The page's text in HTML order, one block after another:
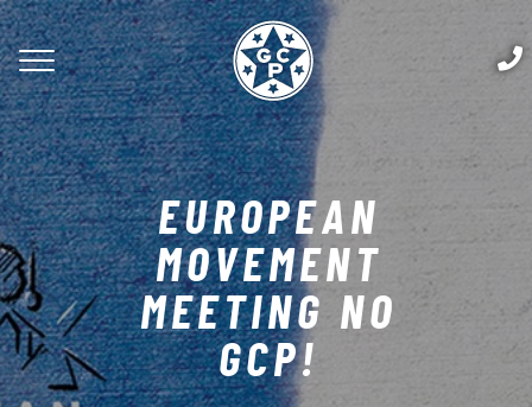
EUROPEAN
MOVEMENT
MEETING NO
GCP!